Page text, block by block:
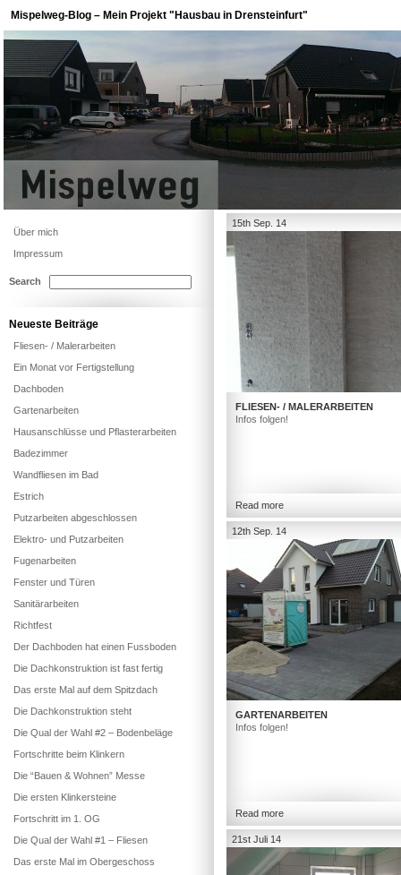
Mispelweg-Blog – Mein Projekt "Hausbau in Drensteinfurt"
15th Sep. 14
FLIESEN- / MALERARBEITEN
Infos folgen!
Read more
12th Sep. 14
GARTENARBEITEN
Infos folgen!
Read more
21st Juli 14
Über mich
Impressum
Search
Neueste Beiträge
Fliesen- / Malerarbeiten
Ein Monat vor Fertigstellung
Dachboden
Gartenarbeiten
Hausanschlüsse und Pflasterarbeiten
Badezimmer
Wandfliesen im Bad
Estrich
Putzarbeiten abgeschlossen
Elektro- und Putzarbeiten
Fugenarbeiten
Fenster und Türen
Sanitärarbeiten
Richtfest
Der Dachboden hat einen Fussboden
Die Dachkonstruktion ist fast fertig
Das erste Mal auf dem Spitzdach
Die Dachkonstruktion steht
Die Qual der Wahl #2 – Bodenbeläge
Fortschritte beim Klinkern
Die “Bauen & Wohnen” Messe
Die ersten Klinkersteine
Fortschritt im 1. OG
Die Qual der Wahl #1 – Fliesen
Das erste Mal im Obergeschoss